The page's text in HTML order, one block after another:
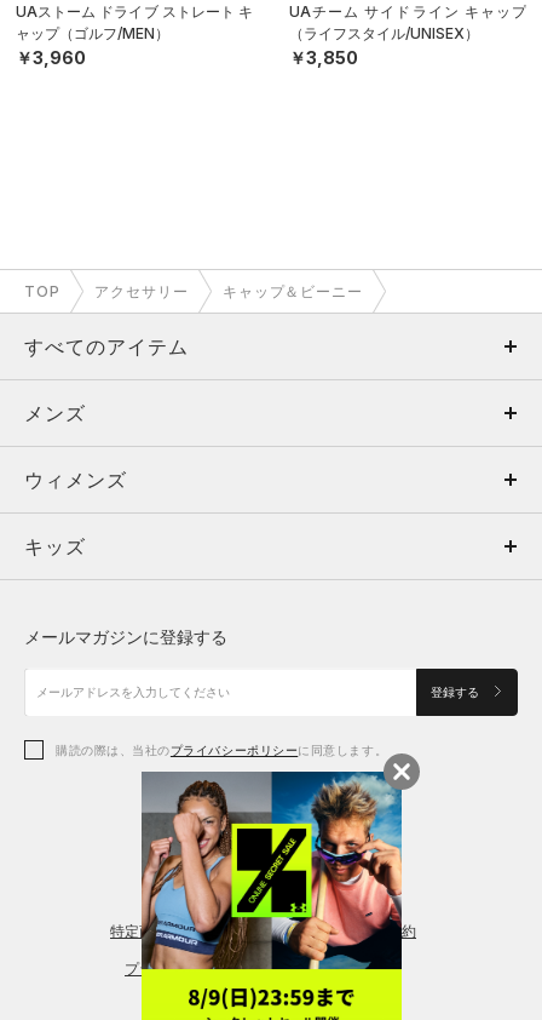
UAストーム ドライブ ストレート キ
ャップ（ゴルフ/MEN）
￥3,960
UAチーム サイドライン キャップ
（ライフスタイル/UNISEX）
￥3,850
TOP アクセサリー キャップ＆ビーニー
すべてのアイテム
メンズ
ウィメンズ
キッズ
アクセサリー
メンズ
トップス
ボトムス
アクセサリー
ウィメンズ
トップス
シューズ
アクセサリー
レギンス＆タイツ
キッズ
シューズ
メールマガジンに登録する
登録する
購読の際は、当社のプライバシーポリシーに同意します。
特定商取引法に基づく通販の表記 会員規約
プライバシーポリシー